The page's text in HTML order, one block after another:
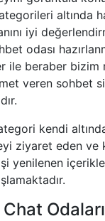
altında
iyi
odası
ile beraber bizim
veren sohbet
kendi
ziyaret eden ve
yenilenen
Odaları